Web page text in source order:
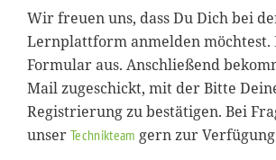
Wir freuen uns, dass Du Dich bei
Lernplattform anmelden möchtest.
Formular aus. Anschließend
Mail zugeschickt, mit der Bitte
Registrierung zu bestätigen. Bei
unser Technikteam gern zur